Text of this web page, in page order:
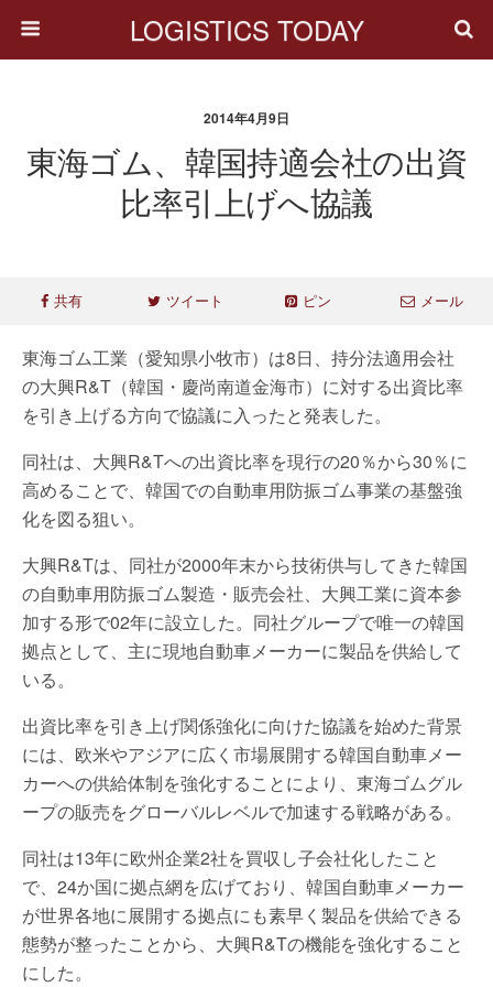
LOGISTICS TODAY
2014年4月9日
東海ゴム、韓国持適会社の出資
比率引上げへ協議
共有 ツイート ピン メール
東海ゴム工業（愛知県小牧市）は8日、持分法適用会社
の大興R&T（韓国・慶尚南道金海市）に対する出資比率
を引き上げる方向で協議に入ったと発表した。
同社は、大興R&Tへの出資比率を現行の20％から30％に
高めることで、韓国での自動車用防振ゴム事業の基盤強
化を図る狙い。
大興R&Tは、同社が2000年末から技術供与してきた韓国
の自動車用防振ゴム製造・販売会社、大興工業に資本参
加する形で02年に設立した。同社グループで唯一の韓国
拠点として、主に現地自動車メーカーに製品を供給して
いる。
出資比率を引き上げ関係強化に向けた協議を始めた背景
には、欧米やアジアに広く市場展開する韓国自動車メー
カーへの供給体制を強化することにより、東海ゴムグル
ープの販売をグローバルレベルで加速する戦略がある。
同社は13年に欧州企業2社を買収し子会社化したこと
で、24か国に拠点網を広げており、韓国自動車メーカー
が世界各地に展開する拠点にも素早く製品を供給できる
態勢が整ったことから、大興R&Tの機能を強化すること
にした。